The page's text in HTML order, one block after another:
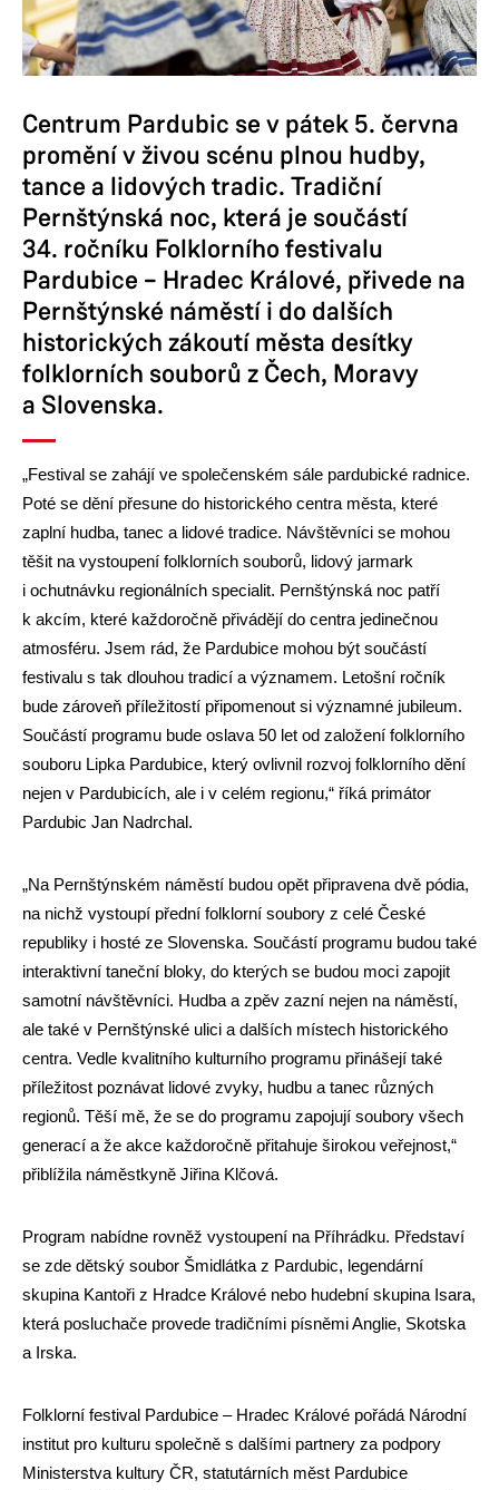
Centrum Pardubic se v pátek 5. června
promění v živou scénu plnou hudby,
tance a lidových tradic. Tradiční
Pernštýnská noc, která je součástí
34. ročníku Folklorního festivalu
Pardubice – Hradec Králové, přivede na
Pernštýnské náměstí i do dalších
historických zákoutí města desítky
folklorních souborů z Čech, Moravy
a Slovenska.
„Festival se zahájí ve společenském sále pardubické radnice.
Poté se dění přesune do historického centra města, které
zaplní hudba, tanec a lidové tradice. Návštěvníci se mohou
těšit na vystoupení folklorních souborů, lidový jarmark
i ochutnávku regionálních specialit. Pernštýnská noc patří
k akcím, které každoročně přivádějí do centra jedinečnou
atmosféru. Jsem rád, že Pardubice mohou být součástí
festivalu s tak dlouhou tradicí a významem. Letošní ročník
bude zároveň příležitostí připomenout si významné jubileum.
Součástí programu bude oslava 50 let od založení folklorního
souboru Lipka Pardubice, který ovlivnil rozvoj folklorního dění
nejen v Pardubicích, ale i v celém regionu,“ říká primátor
Pardubic Jan Nadrchal.
„Na Pernštýnském náměstí budou opět připravena dvě pódia,
na nichž vystoupí přední folklorní soubory z celé České
republiky i hosté ze Slovenska. Součástí programu budou také
interaktivní taneční bloky, do kterých se budou moci zapojit
samotní návštěvníci. Hudba a zpěv zazní nejen na náměstí,
ale také v Pernštýnské ulici a dalších místech historického
centra. Vedle kvalitního kulturního programu přinášejí také
příležitost poznávat lidové zvyky, hudbu a tanec různých
regionů. Těší mě, že se do programu zapojují soubory všech
generací a že akce každoročně přitahuje širokou veřejnost,“
přiblížila náměstkyně Jiřina Klčová.
Program nabídne rovněž vystoupení na Příhrádku. Představí
se zde dětský soubor Šmidlátka z Pardubic, legendární
skupina Kantoři z Hradce Králové nebo hudební skupina Isara,
která posluchače provede tradičními písněmi Anglie, Skotska
a Irska.
Folklorní festival Pardubice – Hradec Králové pořádá Národní
institut pro kulturu společně s dalšími partnery za podpory
Ministerstva kultury ČR, statutárních měst Pardubice